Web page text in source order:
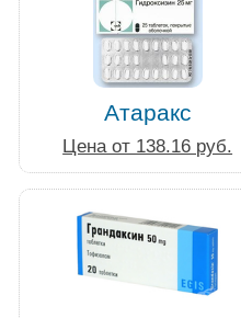
Атаракс
Цена от 138.16 руб.